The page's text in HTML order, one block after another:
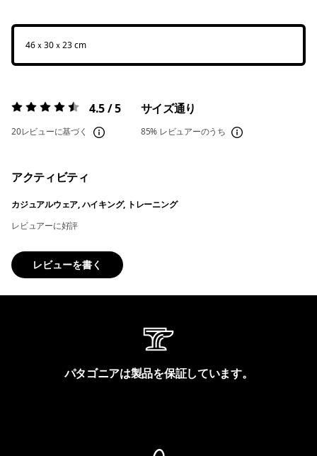
46ｘ30ｘ23 cm
評価:4.5 / 5 4.5 / 5
20レビューに基づく
サイズ通り
85% レビュアーのうち
アクティビティ
カジュアルウェア, ハイキング, トレーニング
レビュアーに好評
レビューを書く
パタゴニアは製品を保証しています。